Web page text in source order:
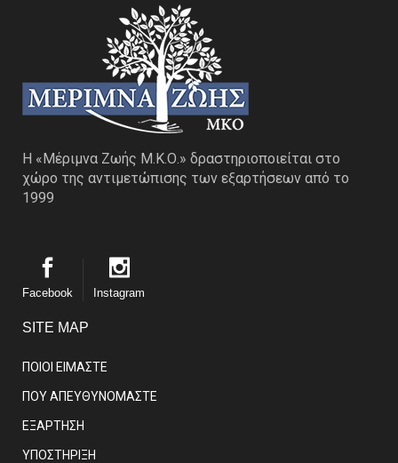
Η «Μέριμνα Ζωής Μ.Κ.Ο.» δραστηριοποιείται στο
χώρο της αντιμετώπισης των εξαρτήσεων από το
1999
Facebook Instagram
SITE MAP
ΠΟΙΟΙ ΕΙΜΑΣΤE
ΠΟΥ ΑΠΕΥΘΥΝΟΜΑΣΤΕ
ΕΞΑΡΤΗΣΗ
ΥΠΟΣΤΗΡΙΞΗ